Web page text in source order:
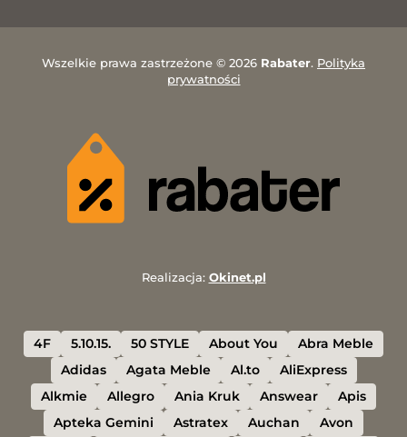
Wszelkie prawa zastrzeżone © 2026 Rabater. Polityka
prywatności
Realizacja: Okinet.pl
4F 5.10.15. 50 STYLE About You
Abra Meble
Adidas
Agata Meble Al.to
AliExpress
Alkmie
Allegro Ania Kruk Answear
Apis
Apteka Gemini
Astratex Auchan Avon